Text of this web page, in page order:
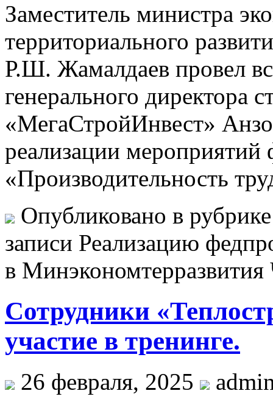
Заместитель министра
территориального
Р.Ш. Жамалдаев провел
генерального
«МегаСтройИнвест»
реализации мероприятий
«Производительность
Опубликовано в
записи Реализацию
в
Сотрудники
участие в тренинге.
26 февраля, 2025